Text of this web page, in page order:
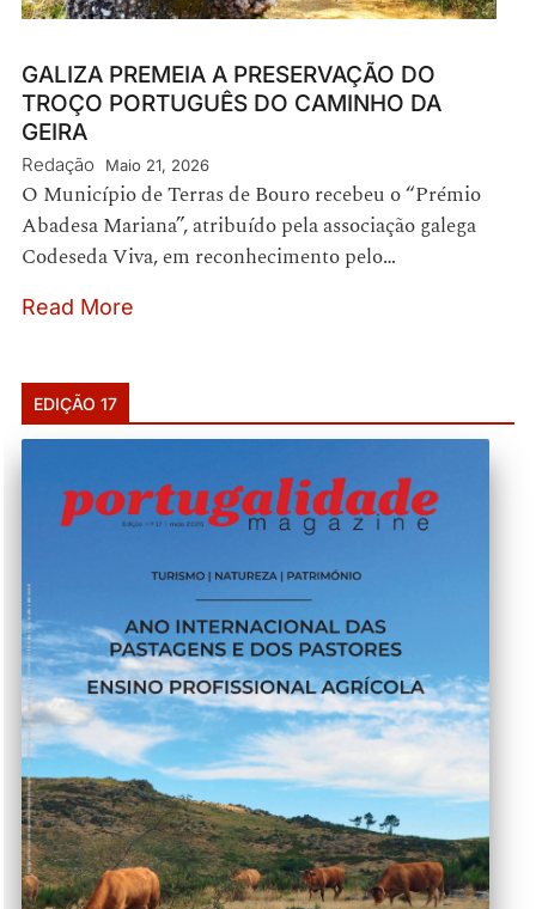
GALIZA PREMEIA A PRESERVAÇÃO DO
TROÇO PORTUGUÊS DO CAMINHO DA
GEIRA
Redação Maio 21, 2026
O Município de Terras de Bouro recebeu o “Prémio
Abadesa Mariana”, atribuído pela associação galega
Codeseda Viva, em reconhecimento pelo…
Read More
EDIÇÃO 17